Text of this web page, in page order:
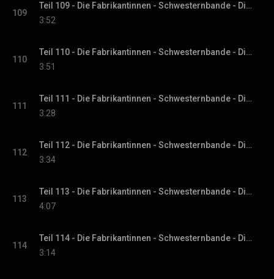
109
Teil 109 - Die Fabrikantinnen - Schwesternbande - Die Fabrikantinnen-Saga, Band 1
3:52
110
Teil 110 - Die Fabrikantinnen - Schwesternbande - Die Fabrikantinnen-Saga, Band 1
3:51
111
Teil 111 - Die Fabrikantinnen - Schwesternbande - Die Fabrikantinnen-Saga, Band 1
3:28
112
Teil 112 - Die Fabrikantinnen - Schwesternbande - Die Fabrikantinnen-Saga, Band 1
3:34
113
Teil 113 - Die Fabrikantinnen - Schwesternbande - Die Fabrikantinnen-Saga, Band 1
4:07
114
Teil 114 - Die Fabrikantinnen - Schwesternbande - Die Fabrikantinnen-Saga, Band 1
3:14